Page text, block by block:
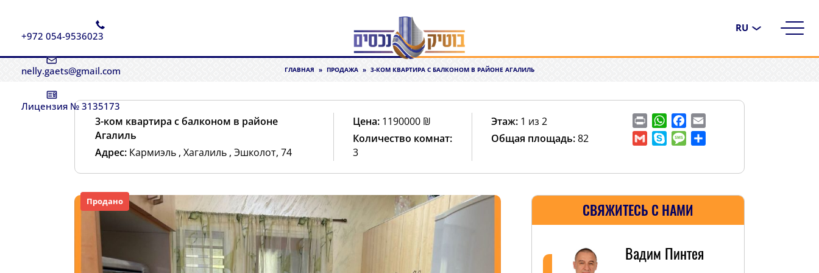
+972 054-9536023
nelly.gaets@gmail.com
Лицензия № 3135173
Выбрать
ГЛАВНАЯ » ПРОДАЖА » 3-КОМ КВАРТИРА С БАЛКОНОМ В РАЙОНЕ АГАЛИЛЬ
3-ком квартира с балконом в районе
Агалиль
Адрес:Кармиэль , Хагалиль , Эшколот, 74
Цена: 1190000 ₪
Количество комнат:
3
Этаж: 1 из 2
Общая площадь:82
Print WhatsAppFacebook
GmailSkype Message
Продано СВЯЖИТЕСЬ С НАМИ
Вадим Пинтея